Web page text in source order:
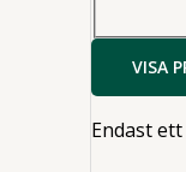
VISA
Endast